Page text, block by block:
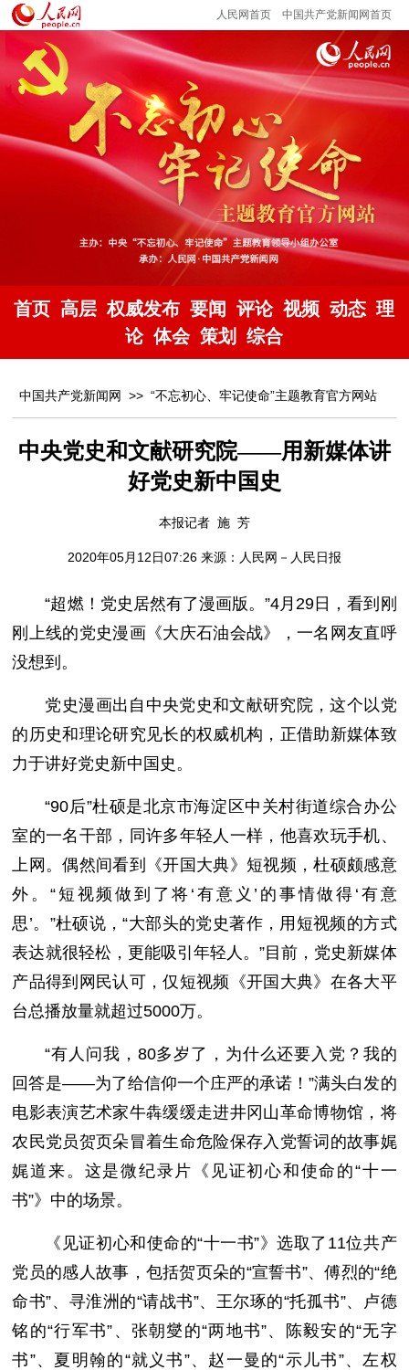
人民网首页 中国共产党新闻网首页
首页 高层 权威发布 要闻 评论 视频 动态 理
论 体会 策划 综合
中国共产党新闻网 >> “不忘初心、牢记使命”主题教育官方网站
中央党史和文献研究院——用新媒体讲
好党史新中国史
本报记者 施 芳
2020年05月12日07:26 来源： 人民网－人民日报
“超燃！党史居然有了漫画版。”4月29日，看到刚
刚上线的党史漫画《大庆石油会战》，一名网友直呼
没想到。
党史漫画出自中央党史和文献研究院，这个以党
的历史和理论研究见长的权威机构，正借助新媒体致
力于讲好党史新中国史。
“90后”杜硕是北京市海淀区中关村街道综合办公
室的一名干部，同许多年轻人一样，他喜欢玩手机、
上网。偶然间看到《开国大典》短视频，杜硕颇感意
外。“短视频做到了将‘有意义’的事情做得‘有意
思’。”杜硕说，“大部头的党史著作，用短视频的方式
表达就很轻松，更能吸引年轻人。”目前，党史新媒体
产品得到网民认可，仅短视频《开国大典》在各大平
台总播放量就超过5000万。
“有人问我，80多岁了，为什么还要入党？我的
回答是——为了给信仰一个庄严的承诺！”满头白发的
电影表演艺术家牛犇缓缓走进井冈山革命博物馆，将
农民党员贺页朵冒着生命危险保存入党誓词的故事娓
娓道来。这是微纪录片《见证初心和使命的“十一
书”》中的场景。
《见证初心和使命的“十一书”》选取了11位共产
党员的感人故事，包括贺页朵的“宣誓书”、傅烈的“绝
命书”、寻淮洲的“请战书”、王尔琢的“托孤书”、卢德
铭的“行军书”、张朝燮的“两地书”、陈毅安的“无字
书”、夏明翰的“就义书”、赵一曼的“示儿书”、左权